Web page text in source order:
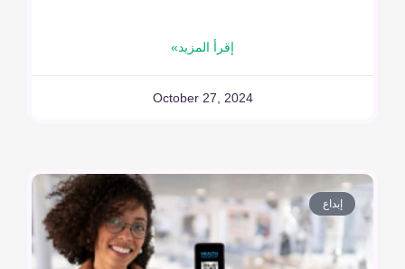
إقرأ المزيد»
October 27, 2024
إبداع